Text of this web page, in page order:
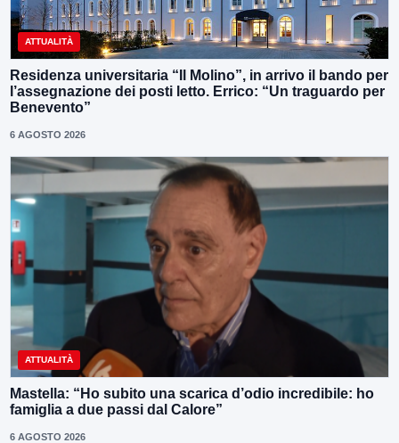
ATTUALITÀ
Residenza universitaria “Il Molino”, in arrivo il bando per
l’assegnazione dei posti letto. Errico: “Un traguardo per
Benevento”
6 AGOSTO 2026
ATTUALITÀ
Mastella: “Ho subito una scarica d’odio incredibile: ho
famiglia a due passi dal Calore”
6 AGOSTO 2026